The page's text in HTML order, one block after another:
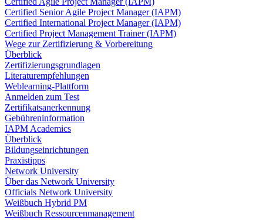
Certified Senior Agile Project Manager (IAPM)
Certified International Project Manager (IAPM)
Certified Project Management Trainer (IAPM)
Wege zur Zertifizierung & Vorbereitung
Überblick
Zertifizierungsgrundlagen
Literaturempfehlungen
Weblearning-Plattform
Anmelden zum Test
Zertifikatsanerkennung
Gebühreninformation
IAPM Academics
Überblick
Bildungseinrichtungen
Praxistipps
Network University
Über das Network University
Officials Network University
Weißbuch Hybrid PM
Weißbuch Ressourcenmanagement